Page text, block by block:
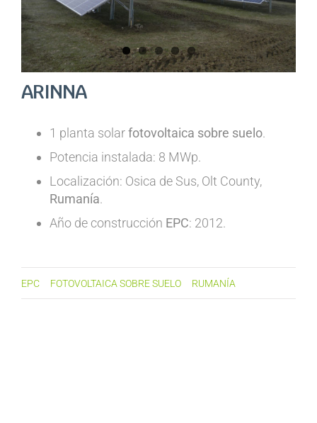
ARINNA
1 planta solarfotovoltaica sobre suelo.
Potencia instalada: 8 MWp.
Localización: Osica de Sus, Olt County,
Rumanía.
Año de construcción EPC: 2012.
EPC FOTOVOLTAICA SOBRE SUELO RUMANÍA